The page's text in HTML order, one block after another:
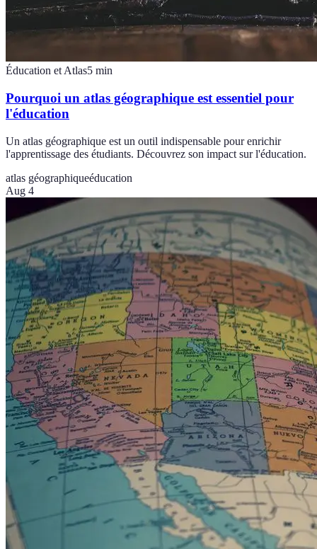
Éducation et Atlas5 min
Pourquoi un atlas géographique est essentiel pour
l'éducation
Un atlas géographique est un outil indispensable pour enrichir
l'apprentissage des étudiants. Découvrez son impact sur l'éducation.
atlas géographiqueéducation
Aug 4